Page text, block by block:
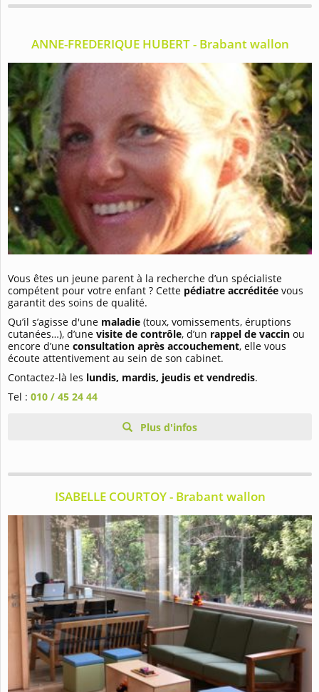
ANNE-FREDERIQUE HUBERT - Brabant wallon
Vous êtes un jeune parent à la recherche d’un spécialiste
compétent pour votre enfant ? Cette pédiatre accréditée vous
garantit des soins de qualité.
Qu’il s’agisse d'une maladie (toux, vomissements, éruptions
cutanées…), d’une visite de contrôle, d’un rappel de vaccin ou
encore d’une consultation après accouchement, elle vous
écoute attentivement au sein de son cabinet.
Contactez-là les lundis, mardis, jeudis et vendredis.
Tel : 010 / 45 24 44
Plus d'infos
ISABELLE COURTOY - Brabant wallon